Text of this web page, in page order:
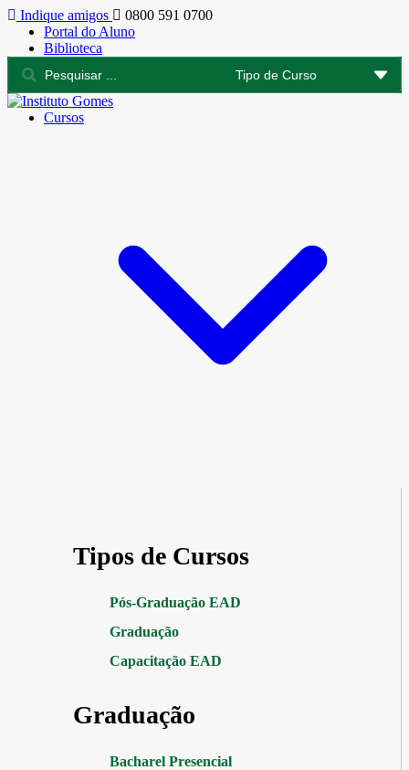
Indique amigos
0800 591 0700
Portal do Aluno
Biblioteca
Cursos
Tipos de Cursos
Pós-Graduação EAD
Graduação
Capacitação EAD
Graduação
Bacharel Presencial